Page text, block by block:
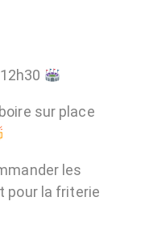
sur place
les
pour la friterie